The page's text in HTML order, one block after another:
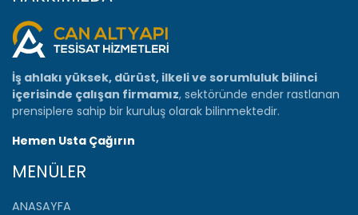
İş ahlakı yüksek, dürüst, ilkeli ve sorumluluk bilinci
içerisinde çalışan firmamız, sektöründe ender rastlanan
prensiplere sahip bir kuruluş olarak bilinmektedir.
Hemen Usta Çağırın
MENÜLER
ANASAYFA